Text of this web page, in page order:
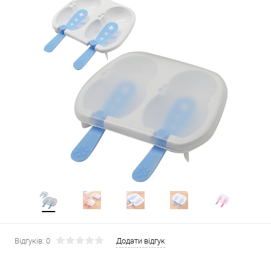
Відгуків: 0 Додати відгук